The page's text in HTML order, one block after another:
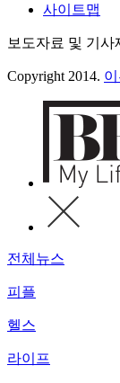
사이트맵
보도자료 및 기사
Copyright 2014.
전체뉴스
피플
헬스
라이프